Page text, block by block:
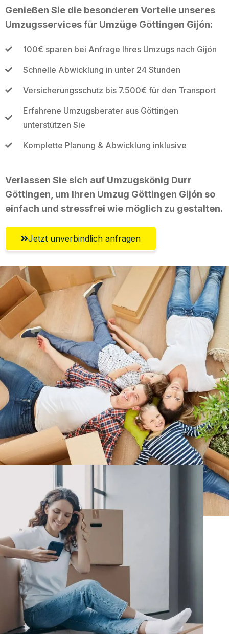
Genießen Sie die besonderen Vorteile unseres
Umzugsservices für Umzüge Göttingen Gijón:
100€ sparen bei Anfrage Ihres Umzugs nach Gijón
Schnelle Abwicklung in unter 24 Stunden
Versicherungsschutz bis 7.500€ für den Transport
Erfahrene Umzugsberater aus Göttingen
unterstützen Sie
Komplette Planung & Abwicklung inklusive
Verlassen Sie sich auf Umzugskönig Durr
Göttingen, um Ihren Umzug Göttingen Gijón so
einfach und stressfrei wie möglich zu gestalten.
Jetzt unverbindlich anfragen